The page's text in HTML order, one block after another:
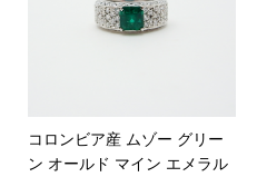
コロンビア産 ムゾー グリー
ン オールド マイン エメラル